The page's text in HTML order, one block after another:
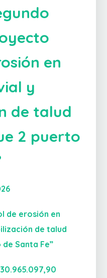
en
y
de talud
2 puerto
de erosión en
de talud
Santa Fe”